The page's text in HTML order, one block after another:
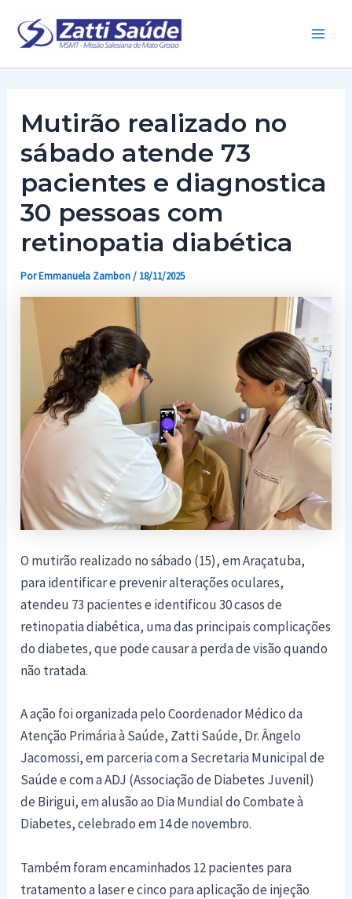
para
Mutirão realizado no
sábado atende 73
pacientes e diagnostica
30 pessoas com
retinopatia diabética
PorEmmanuela Zambon/ 18/11/2025
O mutirão realizado no sábado (15), em Araçatuba,
para identificar e prevenir alterações oculares,
atendeu 73 pacientes e identificou 30 casos de
retinopatia diabética, uma das principais complicações
do diabetes, que pode causar a perda de visão quando
não tratada.
A ação foi organizada pelo Coordenador Médico da
Atenção Primária à Saúde, Zatti Saúde, Dr. Ângelo
Jacomossi, em parceria com a Secretaria Municipal de
Saúde e com a ADJ (Associação de Diabetes Juvenil)
de Birigui, em alusão ao Dia Mundial do Combate à
Diabetes, celebrado em 14 de novembro.
Também foram encaminhados 12 pacientes para
tratamento a laser e cinco para aplicação de injeção